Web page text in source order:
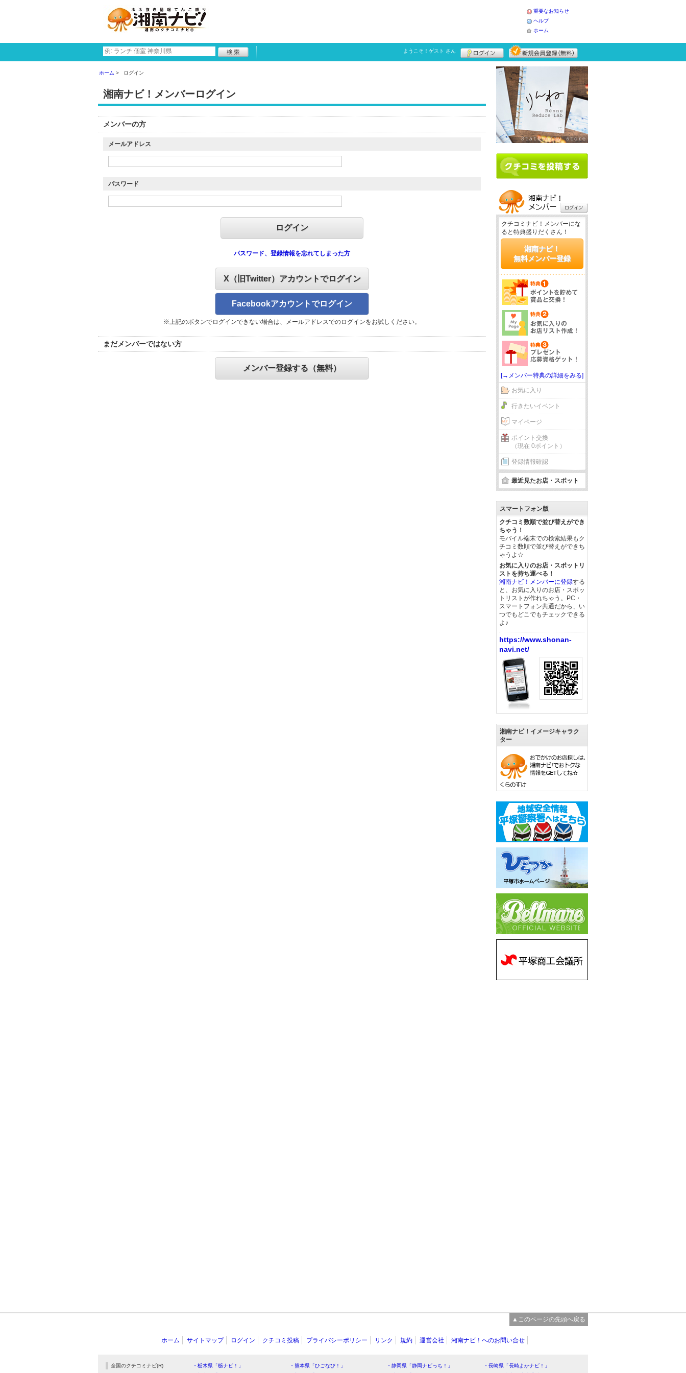
重要なお知らせ
ヘルプ
ホーム
ようこそ！ ゲスト さん
ホーム ログイン
湘南ナビ！メンバーログイン
メンバーの方
メールアドレス
パスワード
パスワード、登録情報を忘れてしまった方
X（旧Twitter）アカウントでログイン
Facebookアカウントでログイン
※上記のボタンでログインできない場合は、メールアドレスでのログインをお試しください。
まだメンバーではない方
メンバー登録する（無料）
クチコミナビ！メンバーにな
ると特典盛りだくさん！
湘南ナビ！
無料メンバー登録
[→メンバー特典の詳細をみる]
お気に入り
行きたいイベント
マイページ
ポイント交換
（現在 0ポイント）
登録情報確認
最近見たお店・スポット
スマートフォン版
クチコミ数順で並び替えができ
ちゃう！
モバイル端末での検索結果もク
チコミ数順で並び替えができち
ゃうよ☆
お気に入りのお店・スポットリ
ストを持ち運べる！
湘南ナビ！メンバーに登録する
と、お気に入りのお店・スポッ
トリストが作れちゃう。PC・
スマートフォン共通だから、い
つでもどこでもチェックできる
よ♪
https://www.shonan-
navi.net/
湘南ナビ！イメージキャラク
ター
▲このページの先頭へ戻る
ホーム サイトマップ ログイン クチコミ投稿 プライバシーポリシー リンク 規約 運営会社 湘南ナビ！へのお問い合せ
全国のクチコミナビ(R) ・栃木県「栃ナビ！」 ・熊本県「ひごなび！」 ・静岡県「静岡ナビっち！」
・長崎県「長崎よかナビ！」